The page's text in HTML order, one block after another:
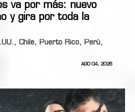
va por más: nuevo
y gira por toda la
Chile, Puerto Rico, Perú,
AGO 04, 2026